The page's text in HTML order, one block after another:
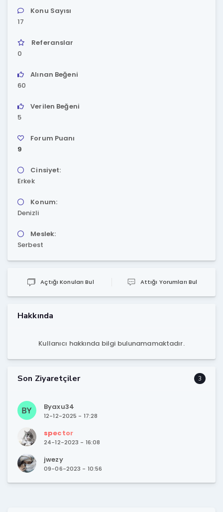
Konu Sayısı
17
Referanslar
0
Alınan Beğeni
60
Verilen Beğeni
5
Forum Puanı
9
Cinsiyet:
Erkek
Konum:
Denizli
Meslek:
Serbest
Açtığı Konuları Bul Attığı Yorumları Bul
Hakkında
Kullanıcı hakkında bilgi bulunamamaktadır.
3
Son Ziyaretçiler
Byaxu34
12-12-2025 - 17:28
spector
24-12-2023 - 16:08
jwezy
09-06-2023 - 10:56